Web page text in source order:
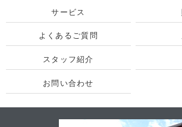
サービス
よくあるご質問
スタッフ紹介
お問い合わせ